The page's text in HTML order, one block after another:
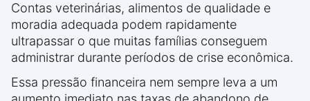
Contas veterinárias, alimentos de qualidade e
moradia adequada podem rapidamente
ultrapassar o que muitas famílias conseguem
administrar durante períodos de crise econômica.
Essa pressão financeira nem sempre leva a um